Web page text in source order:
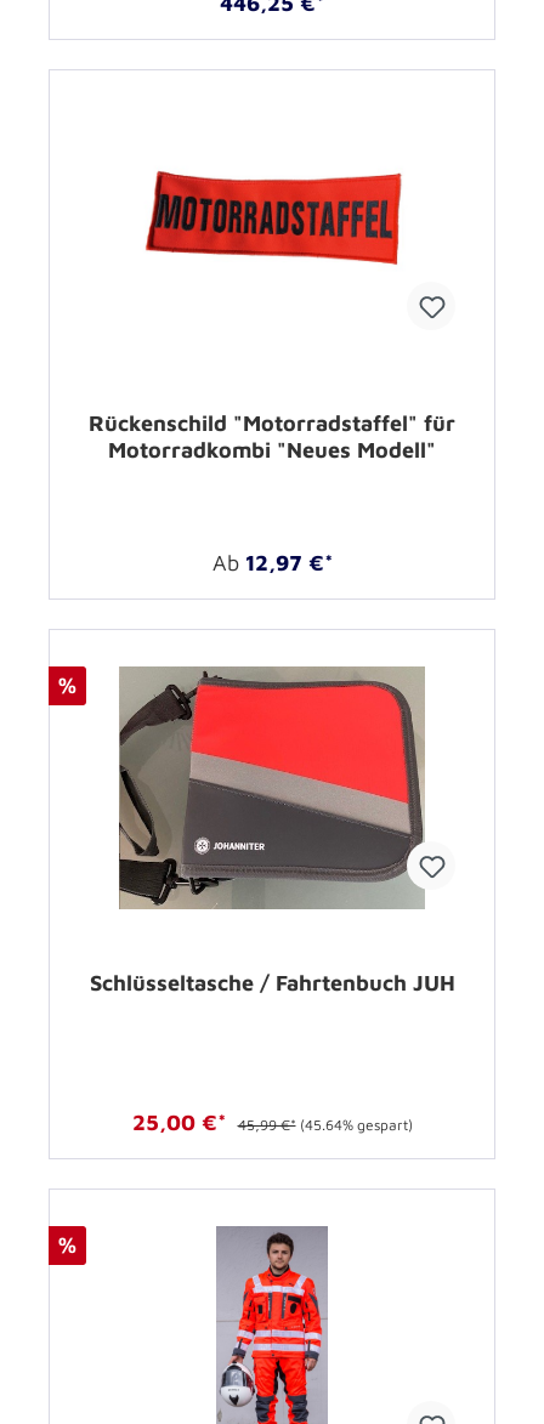
Rückenschild "Motorradstaffel" für
Motorradkombi "Neues Modell"
Ab 12,97 €*
%
Schlüsseltasche / Fahrtenbuch JUH
25,00 €* 45,99 €* (45.64% gespart)
%